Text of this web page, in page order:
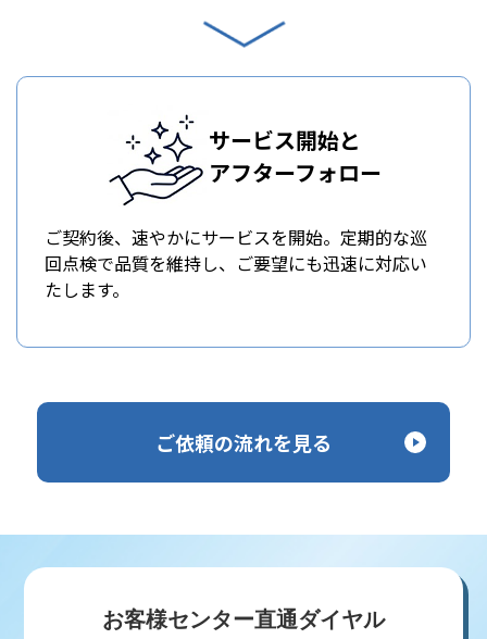
サービス開始と
アフターフォロー
ご契約後、速やかにサービスを開始。定期的な巡
回点検で品質を維持し、ご要望にも迅速に対応い
たします。
ご依頼の流れを見る
お客様センター直通ダイヤル